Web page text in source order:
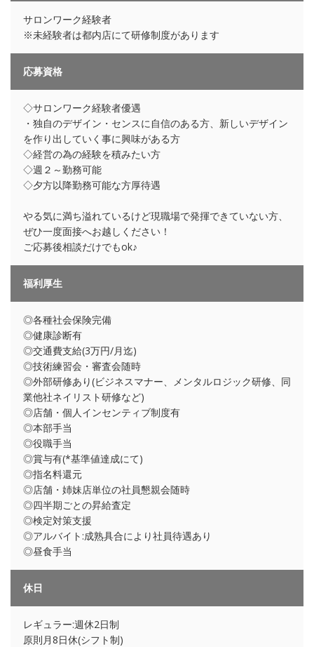
サロンワーク経験者
※未経験者は都内店にて研修制度があります
応募資格
◇サロンワーク経験者優遇
・独自のデザイン・センスに自信のある方、新しいデザイン
を作り出していく事に興味がある方
◇経営の為の経験を積みたい方
◇週２～勤務可能
◇夕方以降勤務可能な方厚待遇
やる気に満ち溢れているけど現職場で発揮できていない方、
ぜひ一度面接へお越しください！
ご応募後相談だけでもok♪
福利厚生
◎各種社会保険完備
◎健康診断有
◎交通費支給(3万円/月迄)
◎技術練習会・審査会随時
◎外部研修あり(ビジネスマナー、メンタルロジック研修、同
業他社ネイリスト研修など)
◎店舗・個人インセンティブ制度有
◎本部手当
◎役職手当
◎賞与有(*基準値達成にて)
◎指名料還元
◎店舗・姉妹店単位の社員懇親会随時
◎四半期ごとの昇給査定
◎検定対策支援
◎アルバイト:成熟具合により社員待遇あり
◎昼食手当
休日
レギュラー:週休2日制
原則月8日休(シフト制)